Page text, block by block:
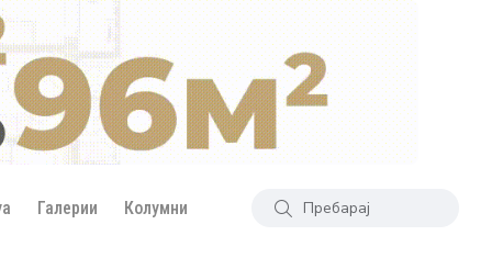
Галерии Колумни